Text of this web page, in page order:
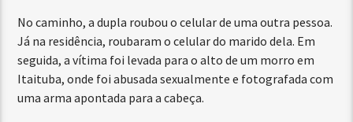
No caminho, a dupla roubou o celular de uma outra pessoa.
Já na residência, roubaram o celular do marido dela. Em
seguida, a vítima foi levada para o alto de um morro em
Itaituba, onde foi abusada sexualmente e fotografada com
uma arma apontada para a cabeça.